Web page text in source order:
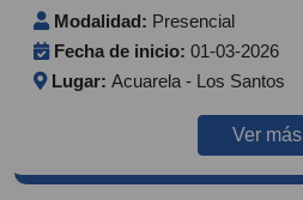
Modalidad: Presencial
Fecha de inicio: 01-03-2026
Lugar: Acuarela - Los Santos
Ver más